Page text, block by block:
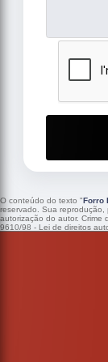
O conteúdo do texto "Forro
reservado. Sua reprodução,
autorização do autor. Crime
9610/98 - Lei de direitos